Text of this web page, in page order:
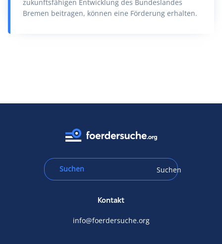
zukunftsfähigen Entwicklung des Bundeslandes
Bremen beitragen, können eine Förderung erhalten.
Suchen
Kontakt
info@foerdersuche.org